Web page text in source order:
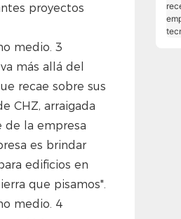
proyectos
más allá del
recae sobre sus
CHZ, arraigada
de la empresa
es brindar
edificios en
que pisamos".